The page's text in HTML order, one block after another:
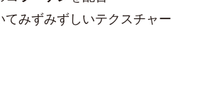
てみずみずしいテクスチャー